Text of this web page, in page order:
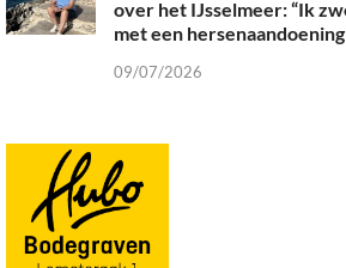
over het IJsselmeer: “Ik
met een
09/07/2026